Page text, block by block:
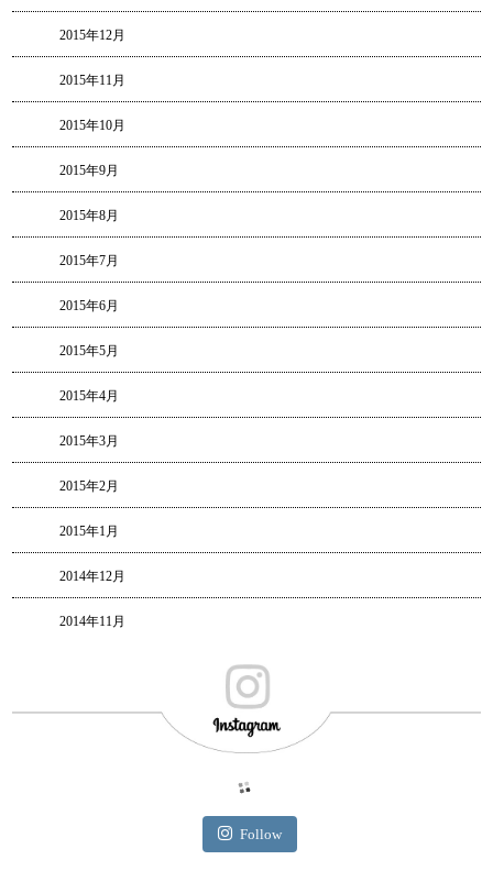
2015年12月
2015年11月
2015年10月
2015年9月
2015年8月
2015年7月
2015年6月
2015年5月
2015年4月
2015年3月
2015年2月
2015年1月
2014年12月
2014年11月
Follow